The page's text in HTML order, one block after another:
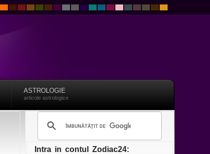
ASTROLOGIE
articole astrologice
Intra in contul Zodiac24: